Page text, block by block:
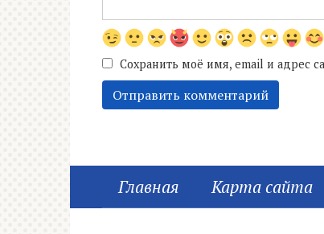
Сохранить моё имя, email и адрес
Главная Карта сайта